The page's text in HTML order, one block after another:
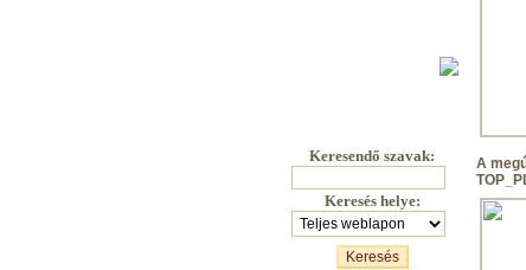
Keresendő szavak:
Keresés helye:
A